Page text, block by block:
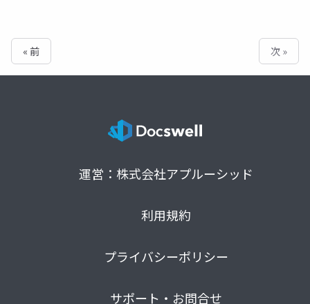
« 前 次 »
運営：株式会社アプルーシッド
利用規約
プライバシーポリシー
サポート・お問合せ